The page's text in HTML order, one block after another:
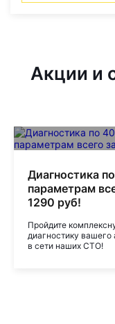
Акции и
Диагностика
параметрам
1290 руб!
Пройдите
диагностику вашего
в сети наших СТО!